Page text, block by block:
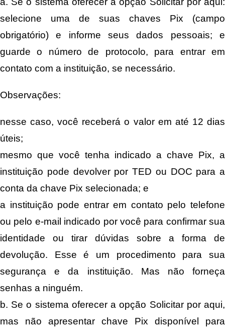
selecione uma de suas chaves Pix (campo
obrigatório) e informe seus dados pessoais; e
guarde o número de protocolo, para entrar em
contato com a instituição, se necessário.
Observações:
nesse caso, você receberá o valor em até 12 dias
úteis;
mesmo que você tenha indicado a chave Pix, a
instituição pode devolver por TED ou DOC para a
conta da chave Pix selecionada; e
a instituição pode entrar em contato pelo telefone
ou pelo e-mail indicado por você para confirmar sua
identidade ou tirar dúvidas sobre a forma de
devolução. Esse é um procedimento para sua
segurança e da instituição. Mas não forneça
senhas a ninguém.
b. Se o sistema oferecer a opção Solicitar por aqui,
mas não apresentar chave Pix disponível para